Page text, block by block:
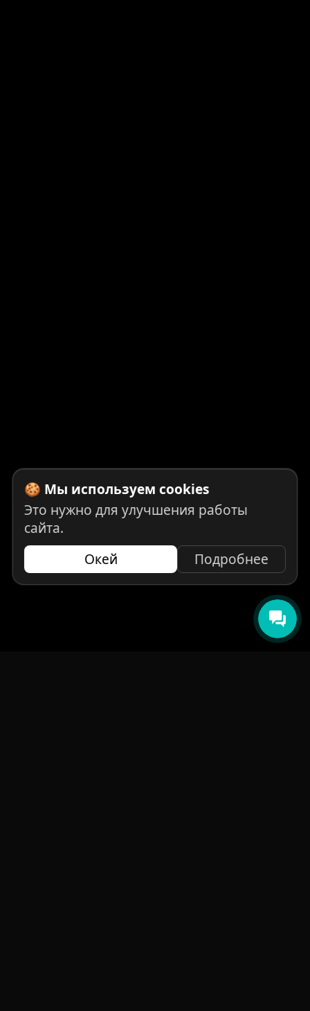
🍪 Мы используем cookies
Это нужно для улучшения работы
сайта.
Окей Подробнее